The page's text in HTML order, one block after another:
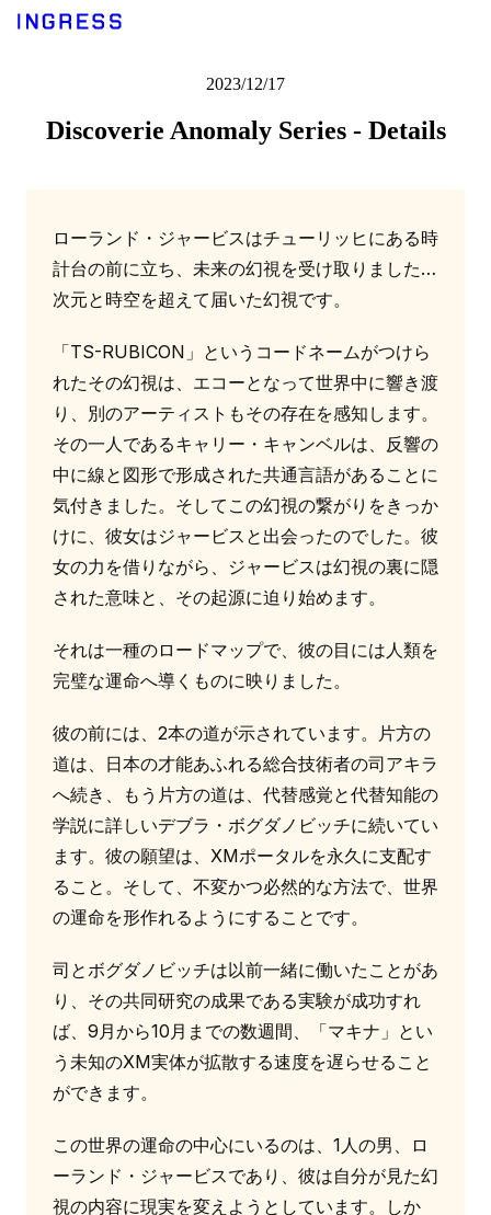
2023/12/17
Discoverie Anomaly Series - Details
ローランド・ジャービスはチューリッヒにある時
計台の前に立ち、未来の幻視を受け取りました…
次元と時空を超えて届いた幻視です。
「TS-RUBICON」というコードネームがつけら
れたその幻視は、エコーとなって世界中に響き渡
り、別のアーティストもその存在を感知します。
その一人であるキャリー・キャンベルは、反響の
中に線と図形で形成された共通言語があることに
気付きました。そしてこの幻視の繋がりをきっか
けに、彼女はジャービスと出会ったのでした。彼
女の力を借りながら、ジャービスは幻視の裏に隠
された意味と、その起源に迫り始めます。
それは一種のロードマップで、彼の目には人類を
完璧な運命へ導くものに映りました。
彼の前には、2本の道が示されています。片方の
道は、日本の才能あふれる総合技術者の司アキラ
へ続き、もう片方の道は、代替感覚と代替知能の
学説に詳しいデブラ・ボグダノビッチに続いてい
ます。彼の願望は、XMポータルを永久に支配す
ること。そして、不変かつ必然的な方法で、世界
の運命を形作れるようにすることです。
司とボグダノビッチは以前一緒に働いたことがあ
り、その共同研究の成果である実験が成功すれ
ば、9月から10月までの数週間、「マキナ」とい
う未知のXM実体が拡散する速度を遅らせること
ができます。
この世界の運命の中心にいるのは、1人の男、ロ
ーランド・ジャービスであり、彼は自分が見た幻
視の内容に現実を変えようとしています。しか